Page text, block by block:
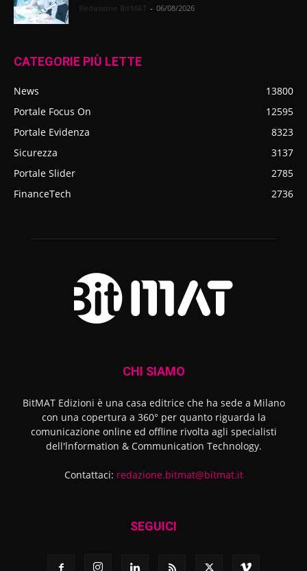
- 06/08/2026
CATEGORIE PIÙ LETTE
News
13800
Portale Focus On
12595
Portale Evidenza
8323
Sicurezza
3137
Portale Slider
2785
FinanceTech
2736
CHI SIAMO
BitMAT Edizioni è una casa editrice che ha sede a Milano
con una copertura a 360° per quanto riguarda la
comunicazione online ed offline rivolta agli specialisti
dell'lnformation & Communication Technology.
Contattaci: redazione.bitmat@bitmat.it
SEGUICI